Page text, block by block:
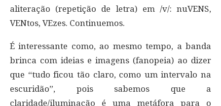
aliteração (repetição de letra) em /v/: nuVENS,
VENtos, VEzes. Continuemos.
É interessante como, ao mesmo tempo, a banda
brinca com ideias e imagens (fanopeia) ao dizer
que “tudo ficou tão claro, como um intervalo na
escuridão”, pois sabemos que a
claridade/iluminação é uma metáfora para o